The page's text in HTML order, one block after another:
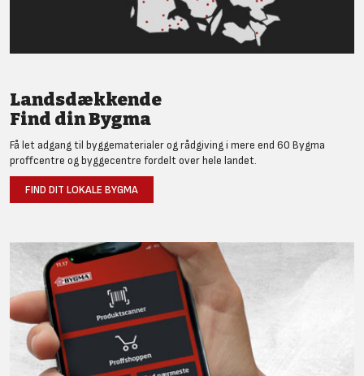
Landsdækkende
Find din Bygma
Få let adgang til byggematerialer og rådgiving i mere end 60 Bygma
proffcentre og byggecentre fordelt over hele landet.
FIND DIT LOKALE BYGMA